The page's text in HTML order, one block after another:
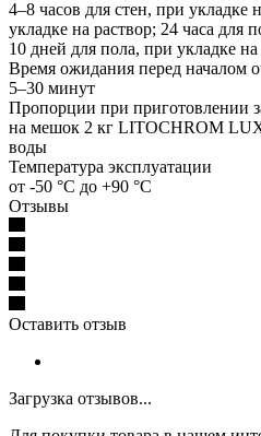
4–8 часов для стен, при укладке
укладке на раствор; 24 часа для
10 дней для пола, при укладке на
Время ожидания перед началом
5–30 минут
Пропорции при приготовлении
на мешок 2 кг LITOCHROM
воды
Температура эксплуатации
от -50 °C до +90 °C
Отзывы
Оставить отзыв
Загрузка отзывов...